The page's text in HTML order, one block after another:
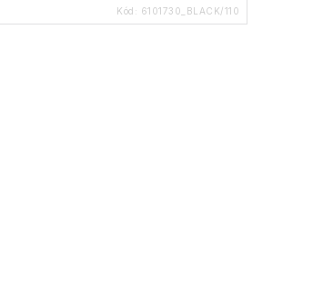
Kód: 6101730_BLACK/110